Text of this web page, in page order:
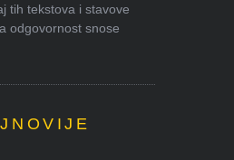
tih tekstova i stavove
odgovornost snose